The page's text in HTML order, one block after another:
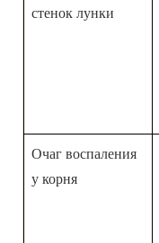
стенок лунки
Очаг воспаления
у корня